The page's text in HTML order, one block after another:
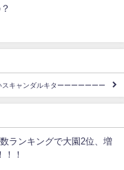
スキャンダルキターーーーーーー
ランキングで大園2位、増
！！